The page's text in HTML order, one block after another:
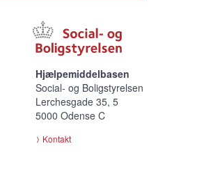
Hjælpemiddelbasen
Social- og Boligstyrelsen
Lerchesgade 35, 5
5000 Odense C
Kontakt